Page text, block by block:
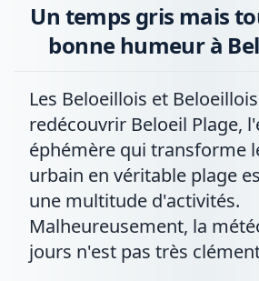
Un temps gris mais
bonne humeur à
Les Beloeillois et
redécouvrir Beloeil Plage,
éphémère qui transforme
urbain en véritable plage
une multitude d'activités.
Malheureusement, la
jours n'est pas très